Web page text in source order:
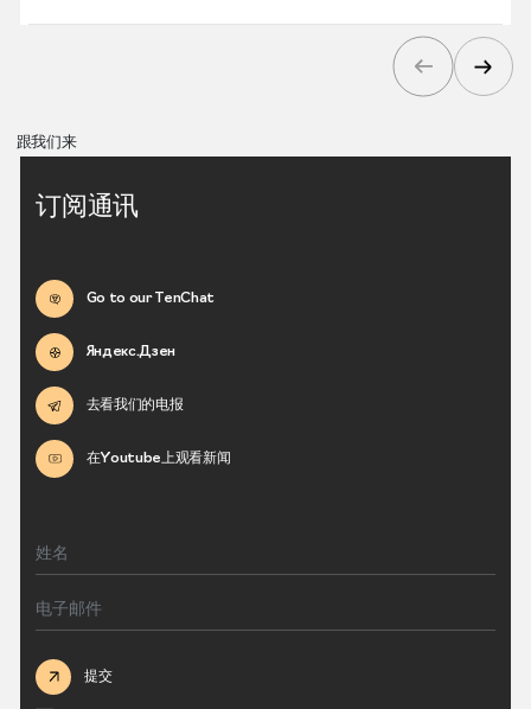
跟我们来
订阅通讯
Go to our TenChat
Яндекс.Дзен
去看我们的电报
在Youtube上观看新闻
提交